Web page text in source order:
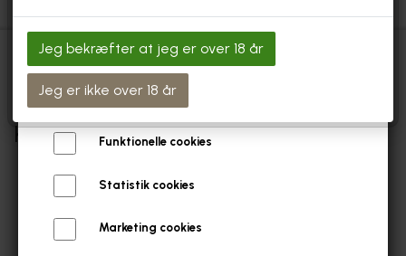
FORSIDE
SHOP
GAVEKORT & GAVEÆSKER
SPECIAL ØL
Forside Kunde login
Kunde login
Email
Læs mere om cookies her
Nødvendige cookies
Funktionelle cookies
Statistik cookies
Marketing cookies
Jeg bekræfter at jeg er over 18 år
Jeg er ikke over 18 år